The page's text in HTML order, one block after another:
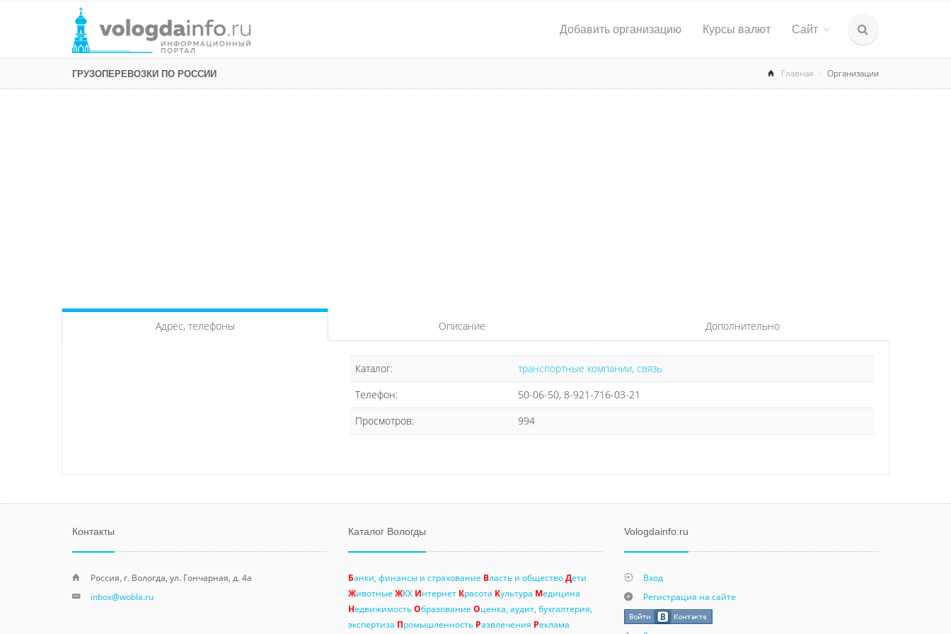
Добавить организацию Курсы валют Сайт
ГРУЗОПЕРЕВОЗКИ ПО РОССИИ Главная Организации
Адрес, телефоны Описание Дополнительно
Каталог:
транспортные компании, связь
Телефон:
50-06-50, 8-921-716-03-21
Просмотров:
994
Контакты
Россия, г. Вологда, ул. Гончарная, д. 4а
inbox@wobla.ru
Каталог Вологды
Банки, финансы и страхование Власть и обществоДети
Животные ЖКХ Интернет Красота Культура Медицина
НедвижимостьОбразование Оценка, аудит, бухгалтерия,
экспертиза Промышленность Развлечения Реклама
Vologdainfo.ru
Вход
Регистрация на сайте